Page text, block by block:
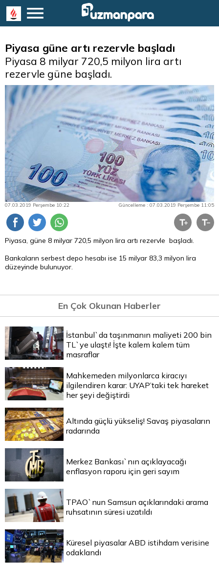
Piyasa güne artı rezervle başladı
Piyasa 8 milyar 720,5 milyon lira artı
rezervle güne başladı.
07.03.2019 Perşembe 10:22 Güncelleme : 07.03.2019 Perşembe 11:05
Piyasa, güne 8 milyar 720,5 milyon lira artı rezervle başladı.
Bankaların serbest depo hesabı ise 15 milyar 83,3 milyon lira
düzeyinde bulunuyor.
En Çok Okunan Haberler
İstanbul`da taşınmanın maliyeti 200 bin
TL`ye ulaştı! İşte kalem kalem tüm
masraflar
Mahkemeden milyonlarca kiracıyı
ilgilendiren karar: UYAP’taki tek hareket
her şeyi değiştirdi
Altında güçlü yükseliş! Savaş piyasaların
radarında
Merkez Bankası`nın açıklayacağı
enflasyon raporu için geri sayım
TPAO`nun Samsun açıklarındaki arama
ruhsatının süresi uzatıldı
Küresel piyasalar ABD istihdam verisine
odaklandı